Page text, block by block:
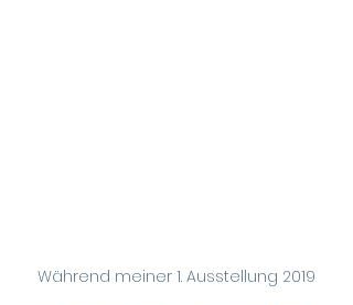
Während meiner 1. Ausstellung 2019